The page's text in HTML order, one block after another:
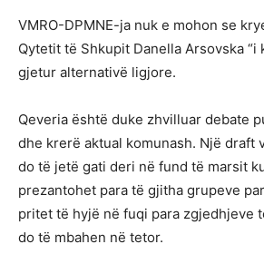
VMRO-DPMNE-ja nuk e mohon se
Qytetit të Shkupit Danella Arsovska “i
gjetur alternativë ligjore.
Qeveria është duke zhvilluar debate
dhe krerë aktual komunash. Një draft
do të jetë gati deri në fund të marsit
prezantohet para të gjitha grupeve
pritet të hyjë në fuqi para zgjedhjeve
do të mbahen në tetor.